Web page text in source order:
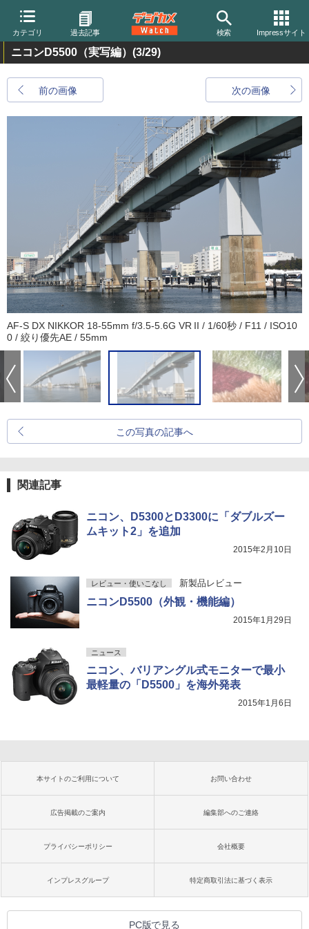
カテゴリ 過去記事 検索 Impressサイト
ニコンD5500（実写編） (3/29)
前の画像 次の画像
AF-S DX NIKKOR 18-55mm f/3.5-5.6G VR II / 1/60秒 / F11 / ISO10
0 / 絞り優先AE / 55mm
この写真の記事へ
関連記事
ニコン、D5300とD3300に「ダブルズー
ムキット2」を追加
2015年2月10日
レビュー・使いこなし 新製品レビュー
ニコンD5500（外観・機能編）
2015年1月29日
ニュース
ニコン、バリアングル式モニターで最小
最軽量の「D5500」を海外発表
2015年1月6日
本サイトのご利用について お問い合わせ
広告掲載のご案内 編集部へのご連絡
プライバシーポリシー 会社概要
インプレスグループ 特定商取引法に基づく表示
PC版で見る